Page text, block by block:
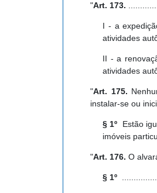
"Art. 173.
I - a
atividades
II - a
atividades
"Art. 175.
instalar-se ou
§ 1º Estão
imóveis
"Art. 176. O
§ 1º